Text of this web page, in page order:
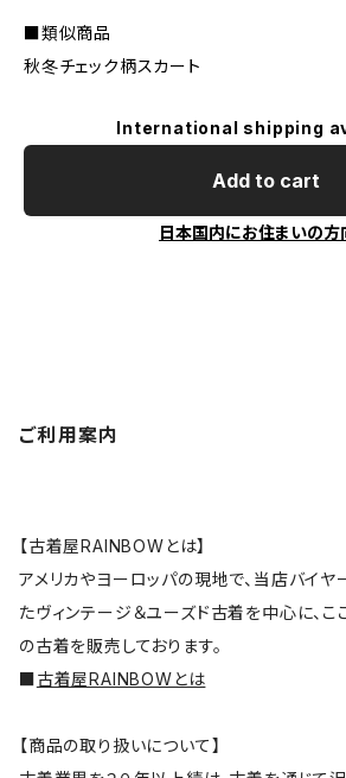
■類似商品
秋冬チェック柄スカート
International shipping
Add to cart
日本国内にお住まいの方
ご利用案内
【古着屋RAINBOWとは】
アメリカやヨーロッパの現地で、当店バイ
たヴィンテージ＆ユーズド古着を中心に、
の古着を販売しております。
■古着屋RAINBOWとは
【商品の取り扱いについて】